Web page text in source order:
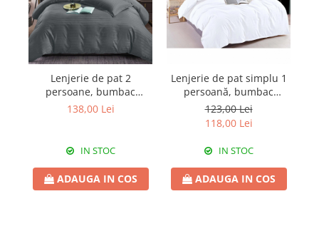
Lenjerie de pat 2
persoane, bumbac
Damasc, 6 piese, uni,
138,00 Lei
IN STOC
ADAUGA IN COS
Lenjerie de pat simplu 1
persoană, bumbac
Damasc, 4 piese, uni,
SS4D16
123,00 Lei
118,00 Lei
IN STOC
ADAUGA IN COS